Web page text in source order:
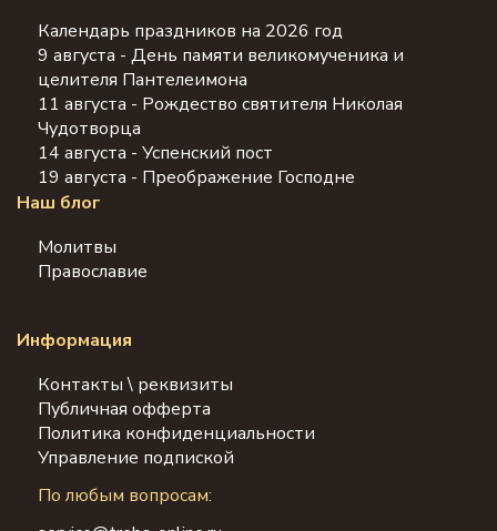
Календарь праздников на 2026 год
9 августа - День памяти великомученика и
целителя Пантелеимона
11 августа - Рождество святителя Николая
Чудотворца
14 августа - Успенский пост
19 августа - Преображение Господне
Наш блог
Молитвы
Православие
Информация
Контакты \ реквизиты
Публичная офферта
Политика конфиденциальности
Управление подпиской
По любым вопросам: